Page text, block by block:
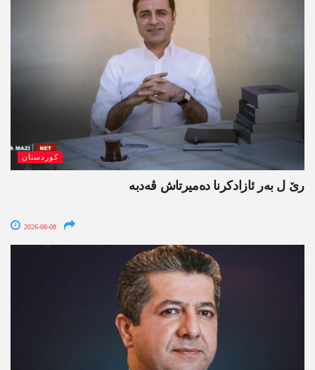
کوردستان
رێ ل بەر ئازادکرنا دەمیرتاش ڤەدبە
2026-08-08